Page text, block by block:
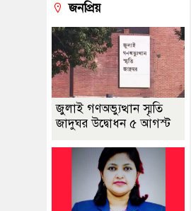
জনপ্রিয়
জুলাই গণঅভ্যুত্থান স্মৃতি
জাদুঘর উদ্বোধন ৫ আগস্ট